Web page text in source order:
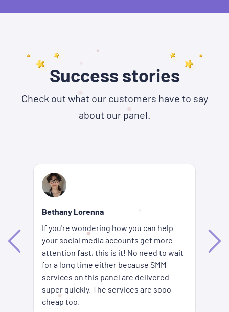
Success stories
Check out what our customers have to say
about our panel.
Bethany Lorenna
If you're wondering how you can help
your social media accounts get more
attention fast, this is it! No need to wait
for a long time either because SMM
services on this panel are delivered
super quickly. The services are sooo
cheap too.